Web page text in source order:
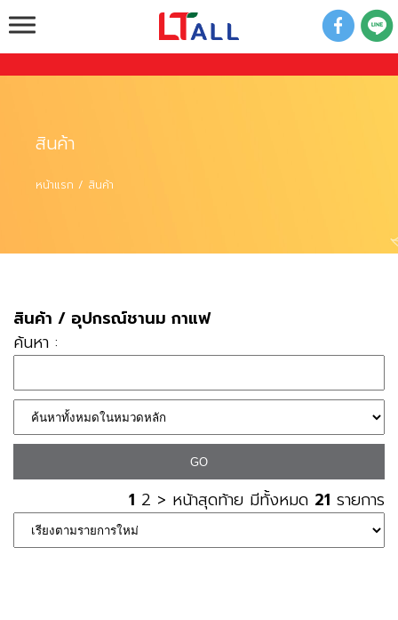
ขายปลีก ขายส่ง วัตถุดิบชานมไข่มุก และ อุปกรณ์ชา
ไข่มุก ครบวงจร
สินค้า
หน้าแรก สินค้า
สินค้า / อุปกรณ์ชานม กาแฟ
ค้นหา :
1 2 > หน้าสุดท้าย มีทั้งหมด 21 รายการ